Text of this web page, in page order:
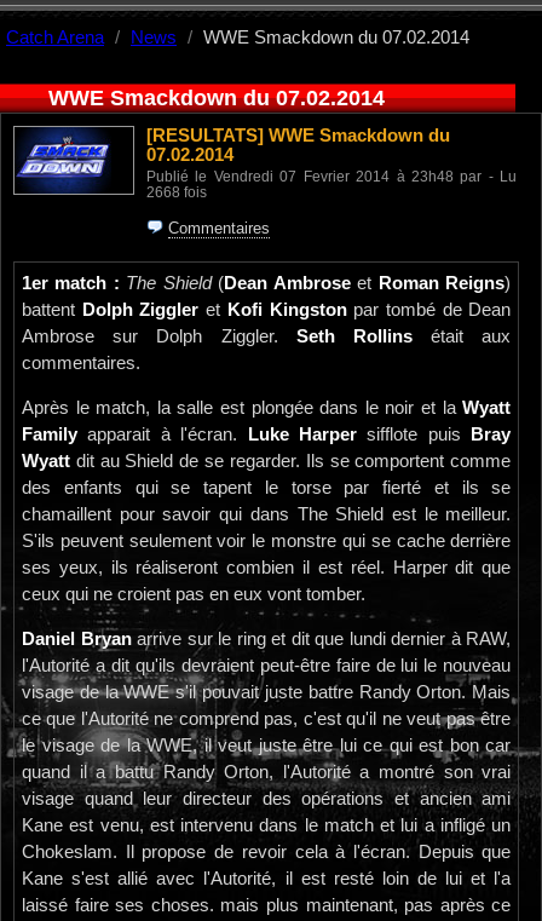
Catch Arena News WWE Smackdown du 07.02.2014
WWE Smackdown du 07.02.2014
[RESULTATS] WWE Smackdown du
07.02.2014
Publié le Vendredi 07 Fevrier 2014 à 23h48 par - Lu
2668 fois
Commentaires
1er match : The Shield(Dean Ambroseet Roman Reigns)
battent Dolph Ziggler et Kofi Kingstonpar tombé de Dean
Ambrose sur Dolph Ziggler. Seth Rollinsétait aux
commentaires.
Après le match, la salle est plongée dans le noir et laWyatt
Familyapparait à l'écran. Luke Harper sifflote puis
Bray
Wyatt dit au Shield de se regarder. Ils se comportent comme
des enfants qui se tapent le torse par fierté et ils se
chamaillent pour savoir qui dans The Shield est le meilleur.
S'ils peuvent seulement voir le monstre qui se cache derrière
ses yeux, ils réaliseront combien il est réel. Harper dit que
ceux qui ne croient pas en eux vont tomber.
Daniel Bryanarrive sur le ring et dit que lundi dernier à RAW,
l'Autorité a dit qu'ils devraient peut-être faire de lui le nouveau
visage de la WWE s'il pouvait juste battre Randy Orton. Mais
ce que l'Autorité ne comprend pas, c'est qu'il ne veut pas être
le visage de la WWE, il veut juste être lui ce qui est bon car
quand il a battu Randy Orton, l'Autorité a montré son vrai
visage quand leur directeur des opérations et ancien ami
Kane est venu, est intervenu dans le match et lui a infligé un
Chokeslam. Il propose de revoir cela à l'écran. Depuis que
Kane s'est allié avec l'Autorité, il est resté loin de lui et l'a
laissé faire ses choses. mais plus maintenant, pas après ce